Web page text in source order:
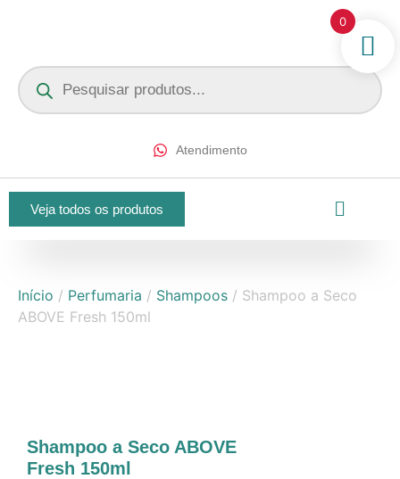
Atendimento
Veja todos os produtos
Início / Perfumaria / Shampoos / Shampoo a Seco
ABOVE Fresh 150ml
Shampoo a Seco ABOVE
Fresh 150ml
0